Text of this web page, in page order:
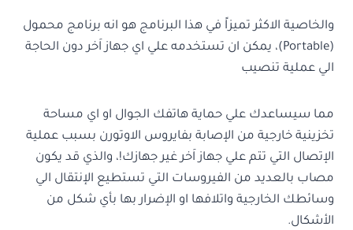
والخاصية الاكثر تميزاً في هذا البرنامج هو انه برنامج محمول
(Portable)، يمكن ان تستخدمه علي اي جهاز اَخر دون الحاجة
الي عملية تنصيب
مما سيساعدك علي حماية هاتفك الجوال او اي مساحة
تخزينية خارجية من الإصابة بفايروس الاوتورن بسبب عملية
الإتصال التي تتم علي جهاز اَخر غير جهازك!، والذي قد يكون
مصاب بالعديد من الفيروسات التي تستطيع الإنتقال الي
وسائطك الخارجية واتلافها او الإضرار بها بأي شكل من
الأشكال.